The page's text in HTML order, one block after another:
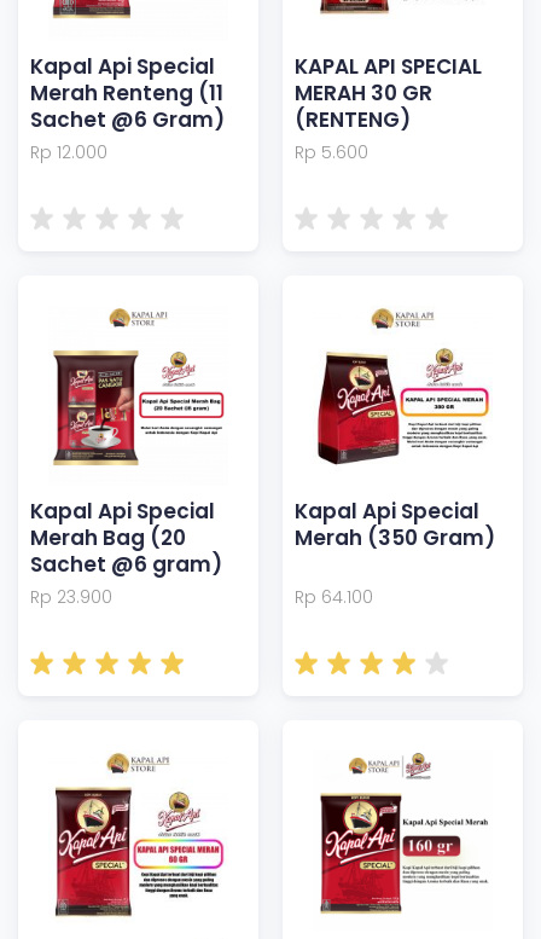
Kapal Api Special
Merah Renteng (11
Sachet @6 Gram)
Rp 12.000
KAPAL API SPECIAL
MERAH 30 GR
(RENTENG)
Rp 5.600
Kapal Api Special
Merah Bag (20
Sachet @6 gram)
Rp 23.900
Kapal Api Special
Merah (350 Gram)
Rp 64.100